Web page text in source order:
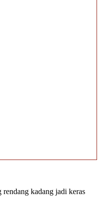
kadang jadi keras